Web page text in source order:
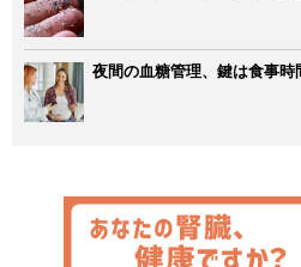
夜間の血糖管理、鍵は食事